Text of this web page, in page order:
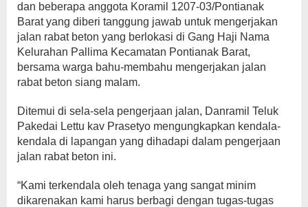
dan beberapa anggota Koramil 1207-03/Pontianak
Barat yang diberi tanggung jawab untuk mengerjakan
jalan rabat beton yang berlokasi di Gang Haji Nama
Kelurahan Pallima Kecamatan Pontianak Barat,
bersama warga bahu-membahu mengerjakan jalan
rabat beton siang malam.
Ditemui di sela-sela pengerjaan jalan, Danramil Teluk
Pakedai Lettu kav Prasetyo mengungkapkan kendala-
kendala di lapangan yang dihadapi dalam pengerjaan
jalan rabat beton ini.
“Kami terkendala oleh tenaga yang sangat minim
dikarenakan kami harus berbagi dengan tugas-tugas